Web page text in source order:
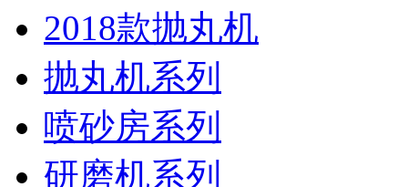
2018款抛丸机
抛丸机系列
喷砂房系列
研磨机系列